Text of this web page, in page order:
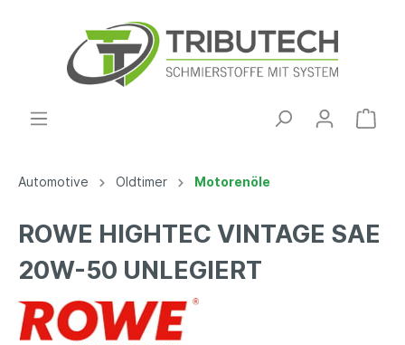
Automotive Oldtimer Motorenöle
ROWE HIGHTEC VINTAGE SAE
20W-50 UNLEGIERT